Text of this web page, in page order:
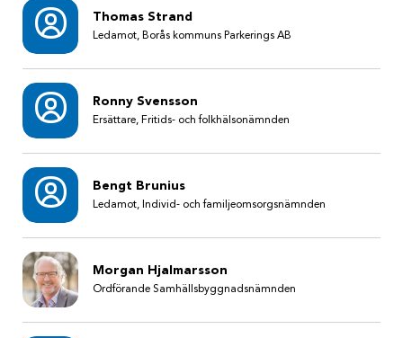
Thomas Strand
Ledamot, Borås kommuns Parkerings AB
Ronny Svensson
Ersättare, Fritids- och folkhälsonämnden
Bengt Brunius
Ledamot, Individ- och familjeomsorgsnämnden
Morgan Hjalmarsson
Ordförande Samhällsbyggnadsnämnden